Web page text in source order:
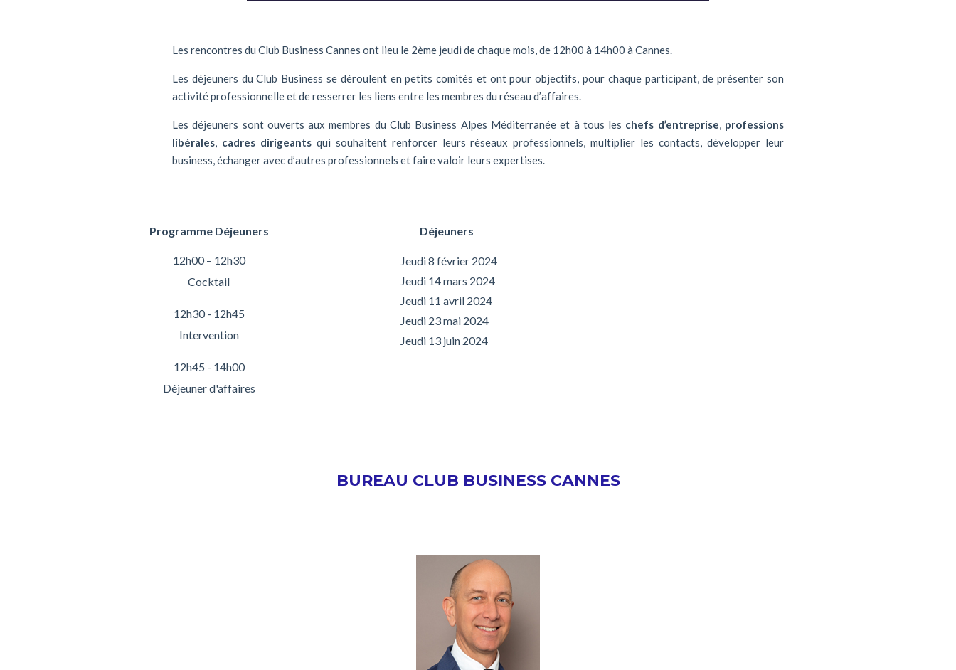
Les rencontres du Club Business Cannes ont lieu le 2ème jeudi de chaque mois, de 12h00 à 14h00 à Cannes.
Les déjeuners du Club Business se déroulent en petits comités et ont pour objectifs, pour chaque participant, de présenter son
activité professionnelle et de resserrer les liens entre les membres du réseau d’affaires.
Les déjeuners sont ouverts aux membres du Club Business Alpes Méditerranée et à tous les chefs d’entreprise, professions
libérales, cadres dirigeantsqui souhaitent renforcer leurs réseaux professionnels, multiplier les contacts, développer leur
business, échanger avec d’autres professionnels et faire valoir leurs expertises.
Programme Déjeuners
12h00 – 12h30
Cocktail
12h30 - 12h45
Intervention
12h45 - 14h00
Déjeuner d'affaires
Déjeuners
Jeudi 8 février 2024
Jeudi 14 mars 2024
Jeudi 11 avril 2024
Jeudi 23 mai 2024
Jeudi 13 juin 2024
BUREAU CLUB BUSINESS CANNES